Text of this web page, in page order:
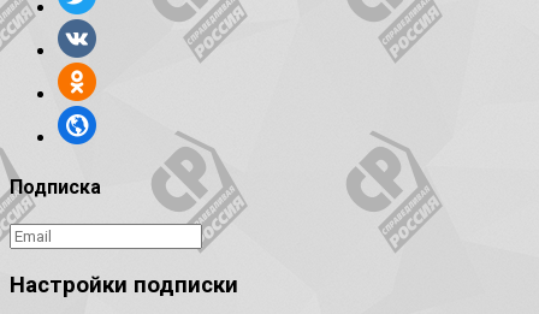
Подписка
Настройки подписки